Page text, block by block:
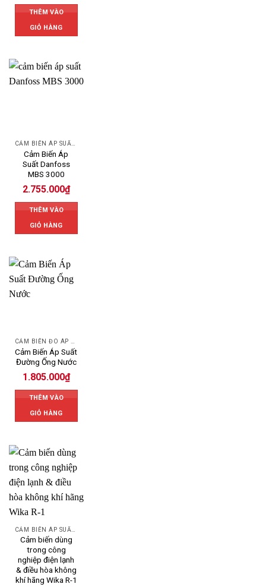
THÊM VÀO
GIỎ HÀNG
CẢM BIẾN ÁP SUẤT DANFOSS
Cảm Biến Áp
Suất Danfoss
MBS 3000
2.755.000₫
THÊM VÀO
GIỎ HÀNG
CẢM BIẾN ĐO ÁP SUẤT
Cảm Biến Áp Suất
Đường Ống Nước
1.805.000₫
THÊM VÀO
GIỎ HÀNG
Cảm biến dùng
trong công
nghiệp điện lạnh
& điều hòa không
khí hãng Wika R-1